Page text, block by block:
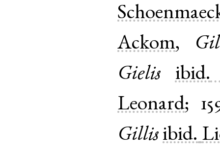
Ackom,
Gielis
ibid.
Leonard;
Gillis ibid.